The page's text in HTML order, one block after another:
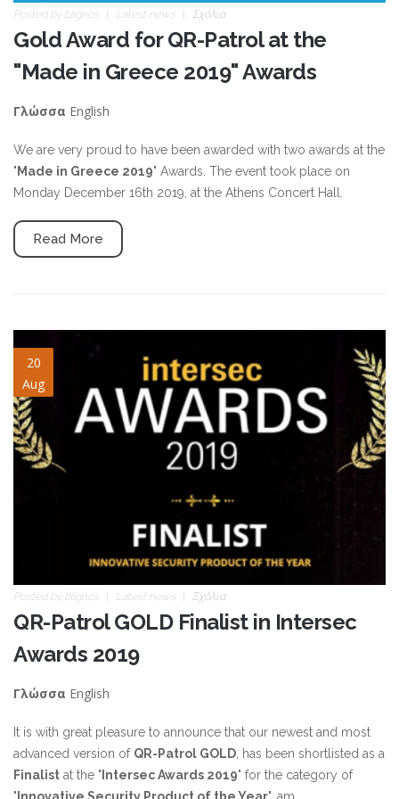
Posted by blignos Latest news Σχόλια
Gold Award for QR-Patrol at the
"Made in Greece 2019" Awards
Γλώσσα English
We are very proud to have been awarded with two awards at the
" Made in Greece 2019" Awards. The event took place on
Monday December 16th 2019, at the Athens Concert Hall.
Read More
20
Aug
INTERSEC-AWARDS-2019-
slide01.jpg
Posted by blignos Latest news Σχόλια
QR-Patrol GOLD Finalist in Intersec
Awards 2019
Γλώσσα English
It is with great pleasure to announce that our newest and most
advanced version of QR-Patrol GOLD , has been shortlisted as a
Finalist at the " Intersec Awards 2019" for the category of